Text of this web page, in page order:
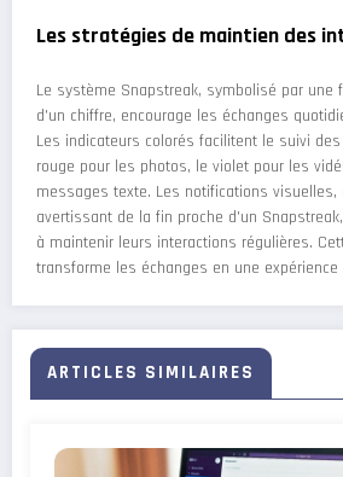
Les stratégies de maintien des
Le système Snapstreak, symbolisé par une
d'un chiffre, encourage les échanges
Les indicateurs colorés facilitent le suivi
rouge pour les photos, le violet pour les
messages texte. Les notifications
avertissant de la fin proche d'un
à maintenir leurs interactions régulières.
transforme les échanges en une
ARTICLES SIMILAIRES